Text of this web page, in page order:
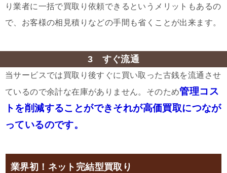
り業者に一括で買取り依頼できるというメリットもあるの
で、お客様の相見積りなどの手間も省くことが出来ます。
3 すぐ流通
当サービスでは買取り後すぐに買い取った古銭を流通させ
ているので余計な在庫がありません。そのため管理コス
トを削減することができそれが高価買取につなが
っているのです。
業界初！ネット完結型買取り